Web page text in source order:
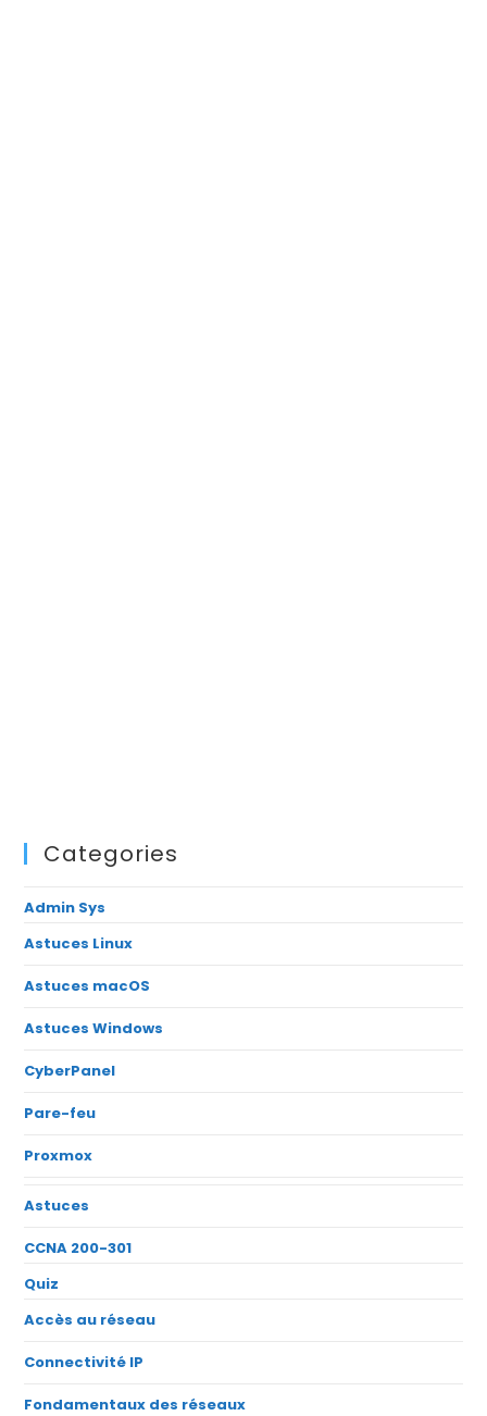
Categories
Admin Sys
Astuces Linux
Astuces macOS
Astuces Windows
CyberPanel
Pare-feu
Proxmox
Astuces
CCNA 200-301
Quiz
Accès au réseau
Connectivité IP
Fondamentaux des réseaux